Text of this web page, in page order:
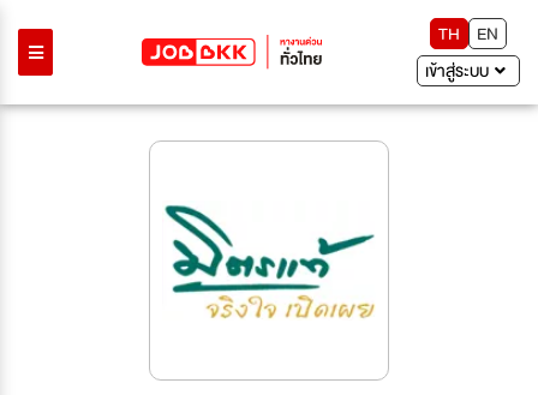
TH
EN
เข้าสู่ระบบ